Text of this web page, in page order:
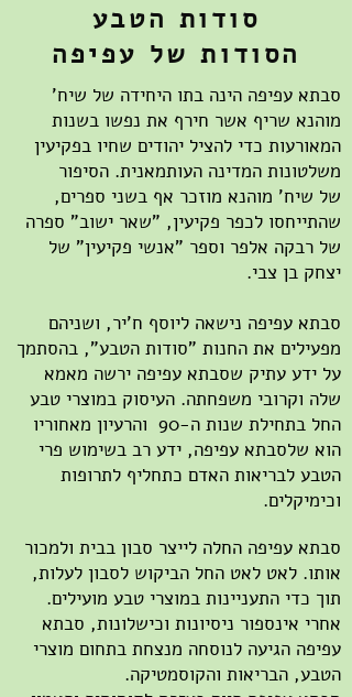
סודות הטבע
הסודות של עפיפה
סבתא עפיפה הינה בתו היחידה של שיח'
מוהנא שריף אשר חירף את נפשו בשנות
המאורעות כדי להציל יהודים שחיו בפקיעין
משלטונות המדינה העותמאנית. הסיפור
של שיח' מוהנא מוזכר אף בשני ספרים,
שהתייחסו לכפר פקיעין, "שאר ישוב" ספרה
של רבקה אלפר וספר "אנשי פקיעין" של
יצחק בן צבי.
סבתא עפיפה נישאה ליוסף ח'יר, ושניהם
מפעילים את החנות "סודות הטבע", בהסתמך
על ידע עתיק שסבתא עפיפה ירשה מאמא
שלה וקרובי משפחתה. העיסוק במוצרי טבע
החל בתחילת שנות ה-90 והרעיון מאחוריו
הוא שלסבתא עפיפה, ידע רב בשימוש פרי
הטבע לבריאות האדם כתחליף לתרופות
וכימיקלים.
סבתא עפיפה החלה לייצר סבון בבית ולמכור
אותו. לאט לאט החל הביקוש לסבון לעלות,
תוך כדי התעניינות במוצרי טבע מועילים.
אחרי אינספור ניסיונות וכישלונות, סבתא
עפיפה הגיעה לנוסחה מנצחת בתחום מוצרי
הטבע, הבריאות והקוסמטיקה.